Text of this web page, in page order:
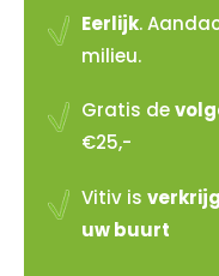
Eerlijk.
milieu.
Gratis de
€25,-
Vitiv is
uw buurt